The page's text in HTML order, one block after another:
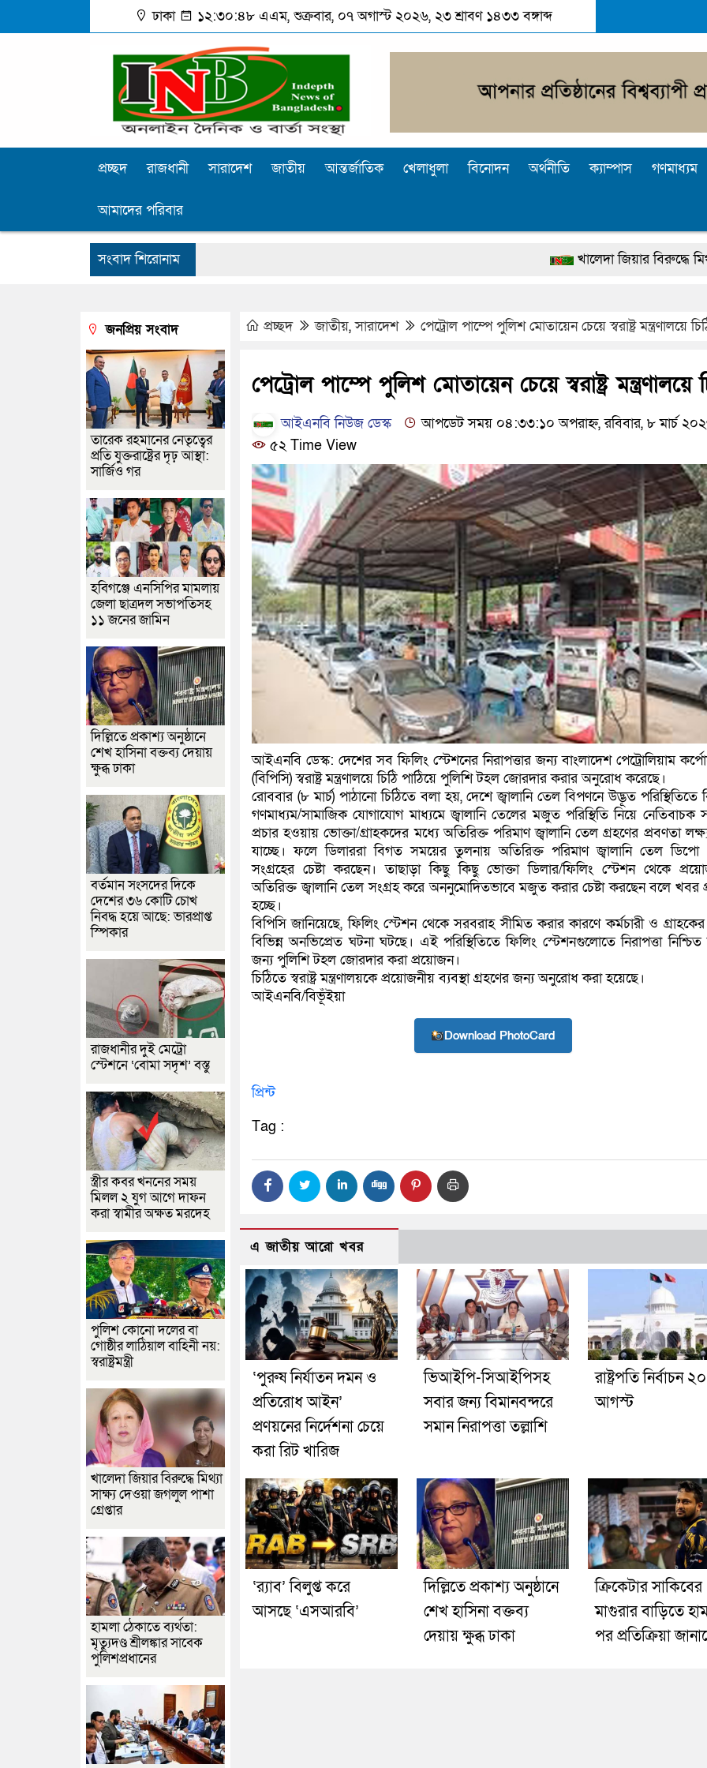
ঢাকা ১২:৩০:৪৯ এএম, শুক্রবার, ০৭ অগাস্ট ২০২৬, ২৩ শ্রাবণ ১৪৩৩ বঙ্গাব্দ
প্রচ্ছদ রাজধানী সারাদেশ জাতীয় আন্তর্জাতিক খেলাধুলা বিনোদন অর্থনীতি ক্যাম্পাস গণমাধ্যম
আমাদের পরিবার
সংবাদ শিরোনাম খালেদা জিয়ার বিরুদ্ধে মিথ্যা
পুলিশ কোনো দলের বা গোষ্ঠীর লাঠিয়াল
ঢাকার চারপাশে সচল হবে নৌপথ,
আদালতকে বলতে চাইলাম ফাঁসি
প্রচ্ছদ জাতীয়,সারাদেশ পেট্রোল পাম্পে পুলিশ মোতায়েন চেয়ে স্বরাষ্ট্র মন্ত্রণালয়ে
পেট্রোল পাম্পে পুলিশ মোতায়েন চেয়ে স্বরাষ্ট্র মন্ত্রণালয়ে
আইএনবি নিউজ ডেস্ক
আপডেট সময় ০৪:৩৩:১০ অপরাহ্ন, রবিবার, ৮ মার্চ
৫২ Time View
আইএনবি ডেস্ক: দেশের সব ফিলিং স্টেশনের নিরাপত্তার জন্য বাংলাদেশ পেট্রোলিয়াম
(বিপিসি) স্বরাষ্ট্র মন্ত্রণালয়ে চিঠি পাঠিয়ে পুলিশি টহল জোরদার করার অনুরোধ করেছে।
রোববার (৮ মার্চ) পাঠানো চিঠিতে বলা হয়, দেশে জ্বালানি তেল বিপণনে উদ্ভূত পরিস্থিতিতে
গণমাধ্যম/সামাজিক যোগাযোগ মাধ্যমে জ্বালানি তেলের মজুত পরিস্থিতি নিয়ে নেতিবাচক
প্রচার হওয়ায় ভোক্তা/গ্রাহকদের মধ্যে অতিরিক্ত পরিমাণ জ্বালানি তেল গ্রহণের প্রবণতা
যাচ্ছে। ফলে ডিলাররা বিগত সময়ের তুলনায় অতিরিক্ত পরিমাণ জ্বালানি তেল ডিপো
সংগ্রহের চেষ্টা করছেন। তাছাড়া কিছু কিছু ভোক্তা ডিলার/ফিলিং স্টেশন থেকে
অতিরিক্ত জ্বালানি তেল সংগ্রহ করে অননুমোদিতভাবে মজুত করার চেষ্টা করছেন বলে খবর
হচ্ছে।
বিপিসি জানিয়েছে, ফিলিং স্টেশন থেকে সরবরাহ সীমিত করার কারণে কর্মচারী ও
বিভিন্ন অনভিপ্রেত ঘটনা ঘটছে। এই পরিস্থিতিতে ফিলিং স্টেশনগুলোতে নিরাপত্তা
জন্য পুলিশি টহল জোরদার করা প্রয়োজন।
চিঠিতে স্বরাষ্ট্র মন্ত্রণালয়কে প্রয়োজনীয় ব্যবস্থা গ্রহণের জন্য অনুরোধ করা হয়েছে।
আইএনবি/বিভূঁইয়া
Download PhotoCard
প্রিন্ট
Tag :
এ জাতীয় আরো খবর
‘পুরুষ নির্যাতন দমন ও
প্রতিরোধ আইন’
প্রণয়নের নির্দেশনা চেয়ে
করা রিট খারিজ
ভিআইপি-সিআইপিসহ
সবার জন্য বিমানবন্দরে
সমান নিরাপত্তা তল্লাশি
রাষ্ট্রপতি নির্বাচন ২০
আগস্ট
‘র‍্যাব’ বিলুপ্ত করে
আসছে ‘এসআরবি’
দিল্লিতে প্রকাশ্য অনুষ্ঠানে
শেখ হাসিনা বক্তব্য
দেয়ায় ক্ষুব্ধ ঢাকা
ক্রিকেটার সাকিবের
মাগুরার বাড়িতে
পর প্রতিক্রিয়া
জনপ্রিয় সংবাদ
তারেক রহমানের নেতৃত্বের
প্রতি যুক্তরাষ্ট্রের দৃঢ় আস্থা:
সার্জিও গর
হবিগঞ্জে এনসিপির মামলায়
জেলা ছাত্রদল সভাপতিসহ
১১ জনের জামিন
দিল্লিতে প্রকাশ্য অনুষ্ঠানে
শেখ হাসিনা বক্তব্য দেয়ায়
ক্ষুব্ধ ঢাকা
বর্তমান সংসদের দিকে
দেশের ৩৬ কোটি চোখ
নিবদ্ধ হয়ে আছে: ভারপ্রাপ্ত
স্পিকার
রাজধানীর দুই মেট্রো
স্টেশনে ‘বোমা সদৃশ’ বস্তু
স্ত্রীর কবর খননের সময়
মিলল ২ যুগ আগে দাফন
করা স্বামীর অক্ষত মরদেহ
পুলিশ কোনো দলের বা
গোষ্ঠীর লাঠিয়াল বাহিনী নয়:
স্বরাষ্ট্রমন্ত্রী
খালেদা জিয়ার বিরুদ্ধে মিথ্যা
সাক্ষ্য দেওয়া জগলুল পাশা
গ্রেপ্তার
হামলা ঠেকাতে ব্যর্থতা:
মৃত্যুদণ্ড শ্রীলঙ্কার সাবেক
পুলিশপ্রধানের